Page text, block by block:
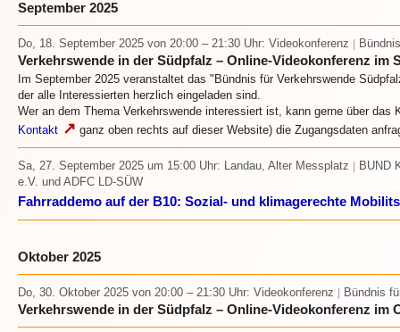
September 2025
Do, 18. September 2025 von 20:00 – 21:30 Uhr: Videokonferenz
Verkehrswende in der Südpfalz – Online-Videokonferenz im
Im September 2025 veranstaltet das "Bündnis für Verkehrswende
der alle Interessierten herzlich eingeladen sind.
Wer an dem Thema Verkehrswende interessiert ist, kann gerne über das
Kontakt ↗ ganz oben rechts auf dieser Website) die Zugangsdaten
Sa, 27. September 2025 um 15:00 Uhr: Landau, Alter Messplatz
BUND
e.V. und ADFC LD-SÜW
Fahrraddemo auf der B10: Sozial- und klimagerechte
Oktober 2025
Do, 30. Oktober 2025 von 20:00 – 21:30 Uhr: Videokonferenz Bündnis
Verkehrswende in der Südpfalz – Online-Videokonferenz im